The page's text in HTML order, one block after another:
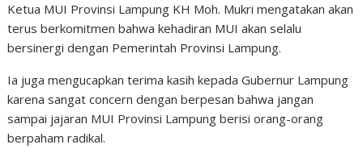
Ketua MUI Provinsi Lampung KH Moh. Mukri mengatakan akan
terus berkomitmen bahwa kehadiran MUI akan selalu
bersinergi dengan Pemerintah Provinsi Lampung.
Ia juga mengucapkan terima kasih kepada Gubernur Lampung
karena sangat concern dengan berpesan bahwa jangan
sampai jajaran MUI Provinsi Lampung berisi orang-orang
berpaham radikal.